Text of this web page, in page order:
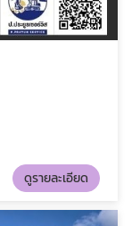
ดูรายละเอียด